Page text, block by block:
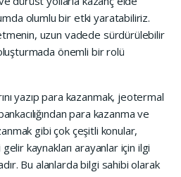
olumlu bir etki yaratabiliriz.
uzun vadede sürdürülebilir
önemli bir rolü
yazıp para kazanmak, jeotermal
para kazanma ve
gibi çok çeşitli konular,
gelir kaynakları arayanlar için ilgi
Bu alanlarda bilgi sahibi olarak